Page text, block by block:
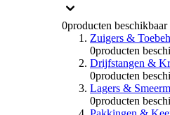
0producten beschikbaar
Zuigers &
0producten
Drijfstangen &
0producten
Lagers &
0producten